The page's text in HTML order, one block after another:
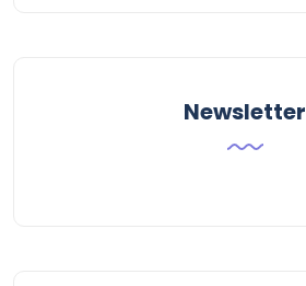
Newsletter